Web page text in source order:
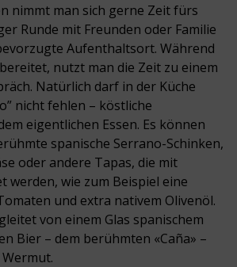
nimmt man sich gerne Zeit fürs
Runde mit Freunden oder Familie
Aufenthaltsort. Während
nutzt man die Zeit zu einem
Natürlich darf in der Küche
nicht fehlen – köstliche
eigentlichen Essen. Es können
spanische Serrano-Schinken,
oder andere Tapas, die mit
werden, wie zum Beispiel eine
und extra nativem Olivenöl.
von einem Glas spanischem
Bier – dem berühmten «Caña» –